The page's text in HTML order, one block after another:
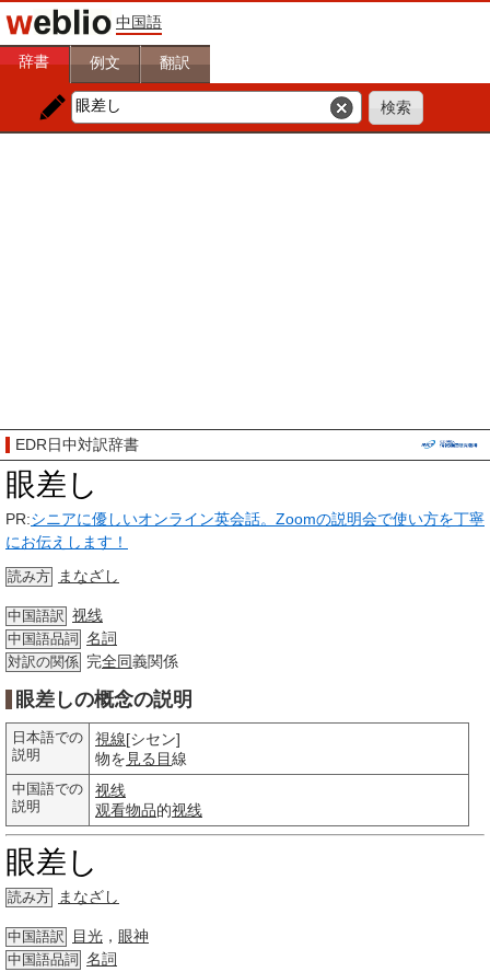
中国語
辞書 例文 翻訳
EDR日中対訳辞書
眼差し
PR:シニアに優しいオンライン英会話。Zoomの説明会で使い方を丁寧
にお伝えします！
読み方 まなざし
中国語訳 视线
中国語品詞 名詞
対訳の関係 完全同義関係
眼差しの概念の説明
日本語での
説明
視線[シセン]
物を 見る目線
中国語での
説明
视线
观看物品的视线
眼差し
読み方 まなざし
中国語訳 目光 ， 眼神
中国語品詞 名詞